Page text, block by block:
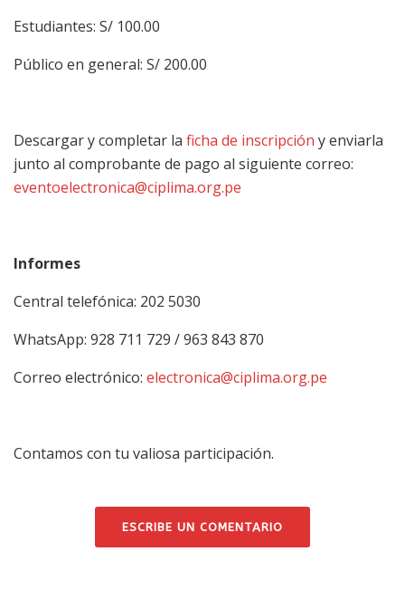
Estudiantes: S/ 100.00
Público en general: S/ 200.00
Descargar y completar la ficha de inscripción y enviarla
junto al comprobante de pago al siguiente correo:
eventoelectronica@ciplima.org.pe
Informes
Central telefónica: 202 5030
WhatsApp: 928 711 729 / 963 843 870
Correo electrónico: electronica@ciplima.org.pe
Contamos con tu valiosa participación.
ESCRIBE UN COMENTARIO